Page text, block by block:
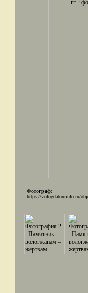
Фотограф:
https://vologdatourinfo.ru/